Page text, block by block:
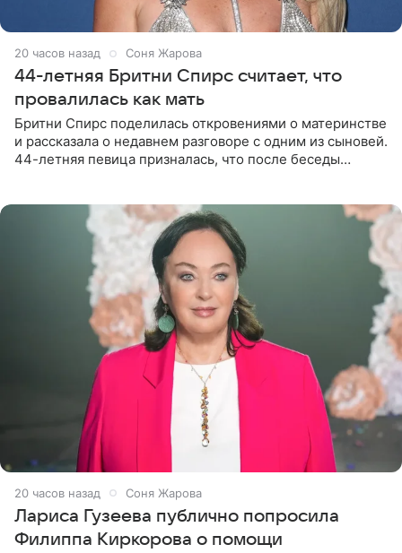
20 часов назад Соня Жарова
44-летняя Бритни Спирс считает, что
провалилась как мать
Бритни Спирс поделилась откровениями о материнстве
и рассказала о недавнем разговоре с одним из сыновей.
44-летняя певица призналась, что после беседы
20 часов назад Соня Жарова
Лариса Гузеева публично попросила
Филиппа Киркорова о помощи